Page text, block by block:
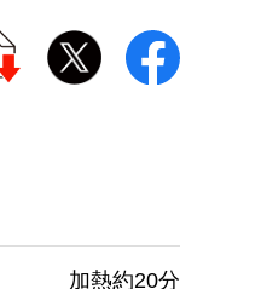
加熱約20分